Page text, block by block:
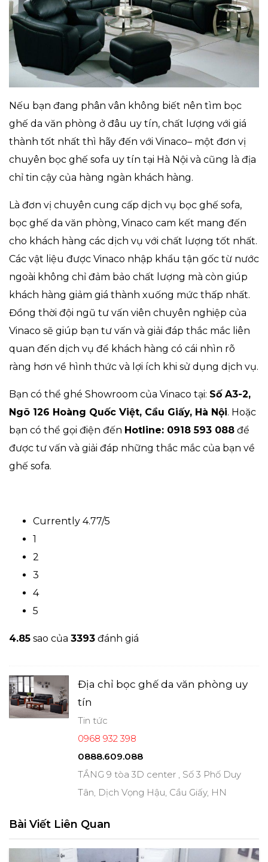
Nếu bạn đang phân vân không biết nên tìm bọc
ghế da văn phòng ở đâu uy tín, chất lượng với giá
thành tốt nhất thì hãy đến với Vinaco– một đơn vị
chuyên bọc ghế sofa uy tín tại Hà Nội và cũng là địa
chỉ tin cậy của hàng ngàn khách hàng.
Là đơn vị chuyên cung cấp dịch vụ bọc ghế sofa,
bọc ghế da văn phòng, Vinaco cam kết mang đến
cho khách hàng các dịch vụ với chất lượng tốt nhất.
Các vật liệu được Vinaco nhập khẩu tận gốc từ nước
ngoài không chỉ đảm bảo chất lượng mà còn giúp
khách hàng giảm giá thành xuống mức thấp nhất.
Đồng thời đội ngũ tư vấn viên chuyên nghiệp của
Vinaco sẽ giúp bạn tư vấn và giải đáp thắc mắc liên
quan đến dịch vụ để khách hàng có cái nhìn rõ
ràng hơn về hình thức và lợi ích khi sử dụng dịch vụ.
Bạn có thể ghé Showroom của Vinaco tại: Số A3-2,
Ngõ 126 Hoàng Quốc Việt, Cầu Giấy, Hà Nội. Hoặc
bạn có thể gọi điện đến Hotline: 0918 593 088 để
được tư vấn và giải đáp những thắc mắc của bạn về
ghế sofa.
Currently 4.77/5
1
2
3
4
5
4.85 sao của 3393 đánh giá
Địa chỉ bọc ghế da văn phòng uy
tín
Tin tức
0968 932 398
0888.609.088
TẦNG 9 tòa 3D center , Số 3 Phố Duy
Tân, Dịch Vọng Hậu, Cầu Giấy, HN
Bài Viết Liên Quan